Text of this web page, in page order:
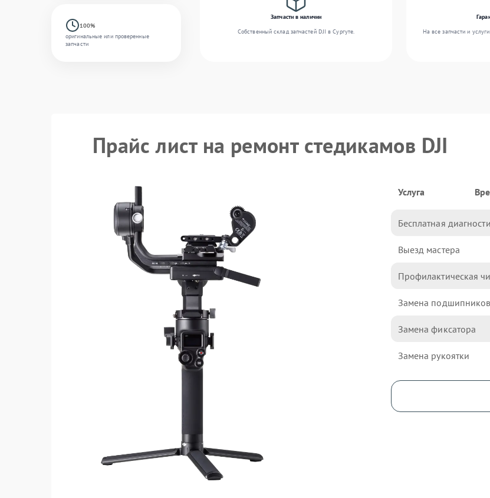
100%
оригинальные или проверенные
запчасти
Запчасти в наличии
Собственный склад запчастей DJI в Сургуте.
На все запчасти и
Прайс лист на ремонт стедикамов DJI
Услуга
Бесплатная
Выезд мастера
Профилактическая
Замена подшипников
Замена фиксатора
Замена рукоятки